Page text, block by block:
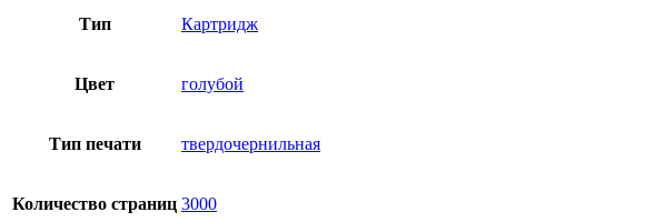
Тип Картридж
Цвет голубой
Тип печати твердочернильная
Количество страниц 3000